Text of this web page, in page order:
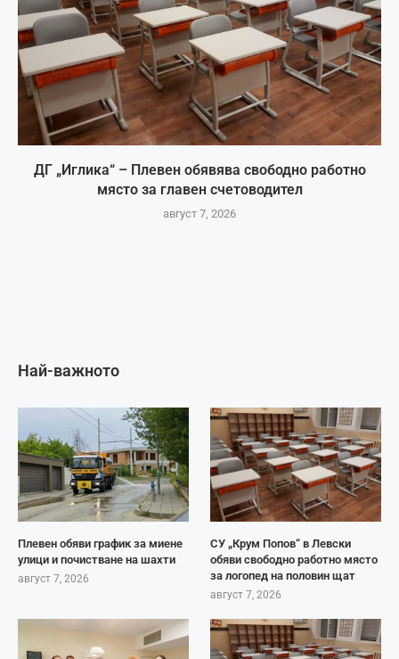
ДГ „Иглика“ – Плевен обявява свободно работно
място за главен счетоводител
август 7, 2026
Най-важното
Плевен обяви график за миене
улици и почистване на шахти
август 7, 2026
СУ „Крум Попов“ в Левски
обяви свободно работно място
за логопед на половин щат
август 7, 2026